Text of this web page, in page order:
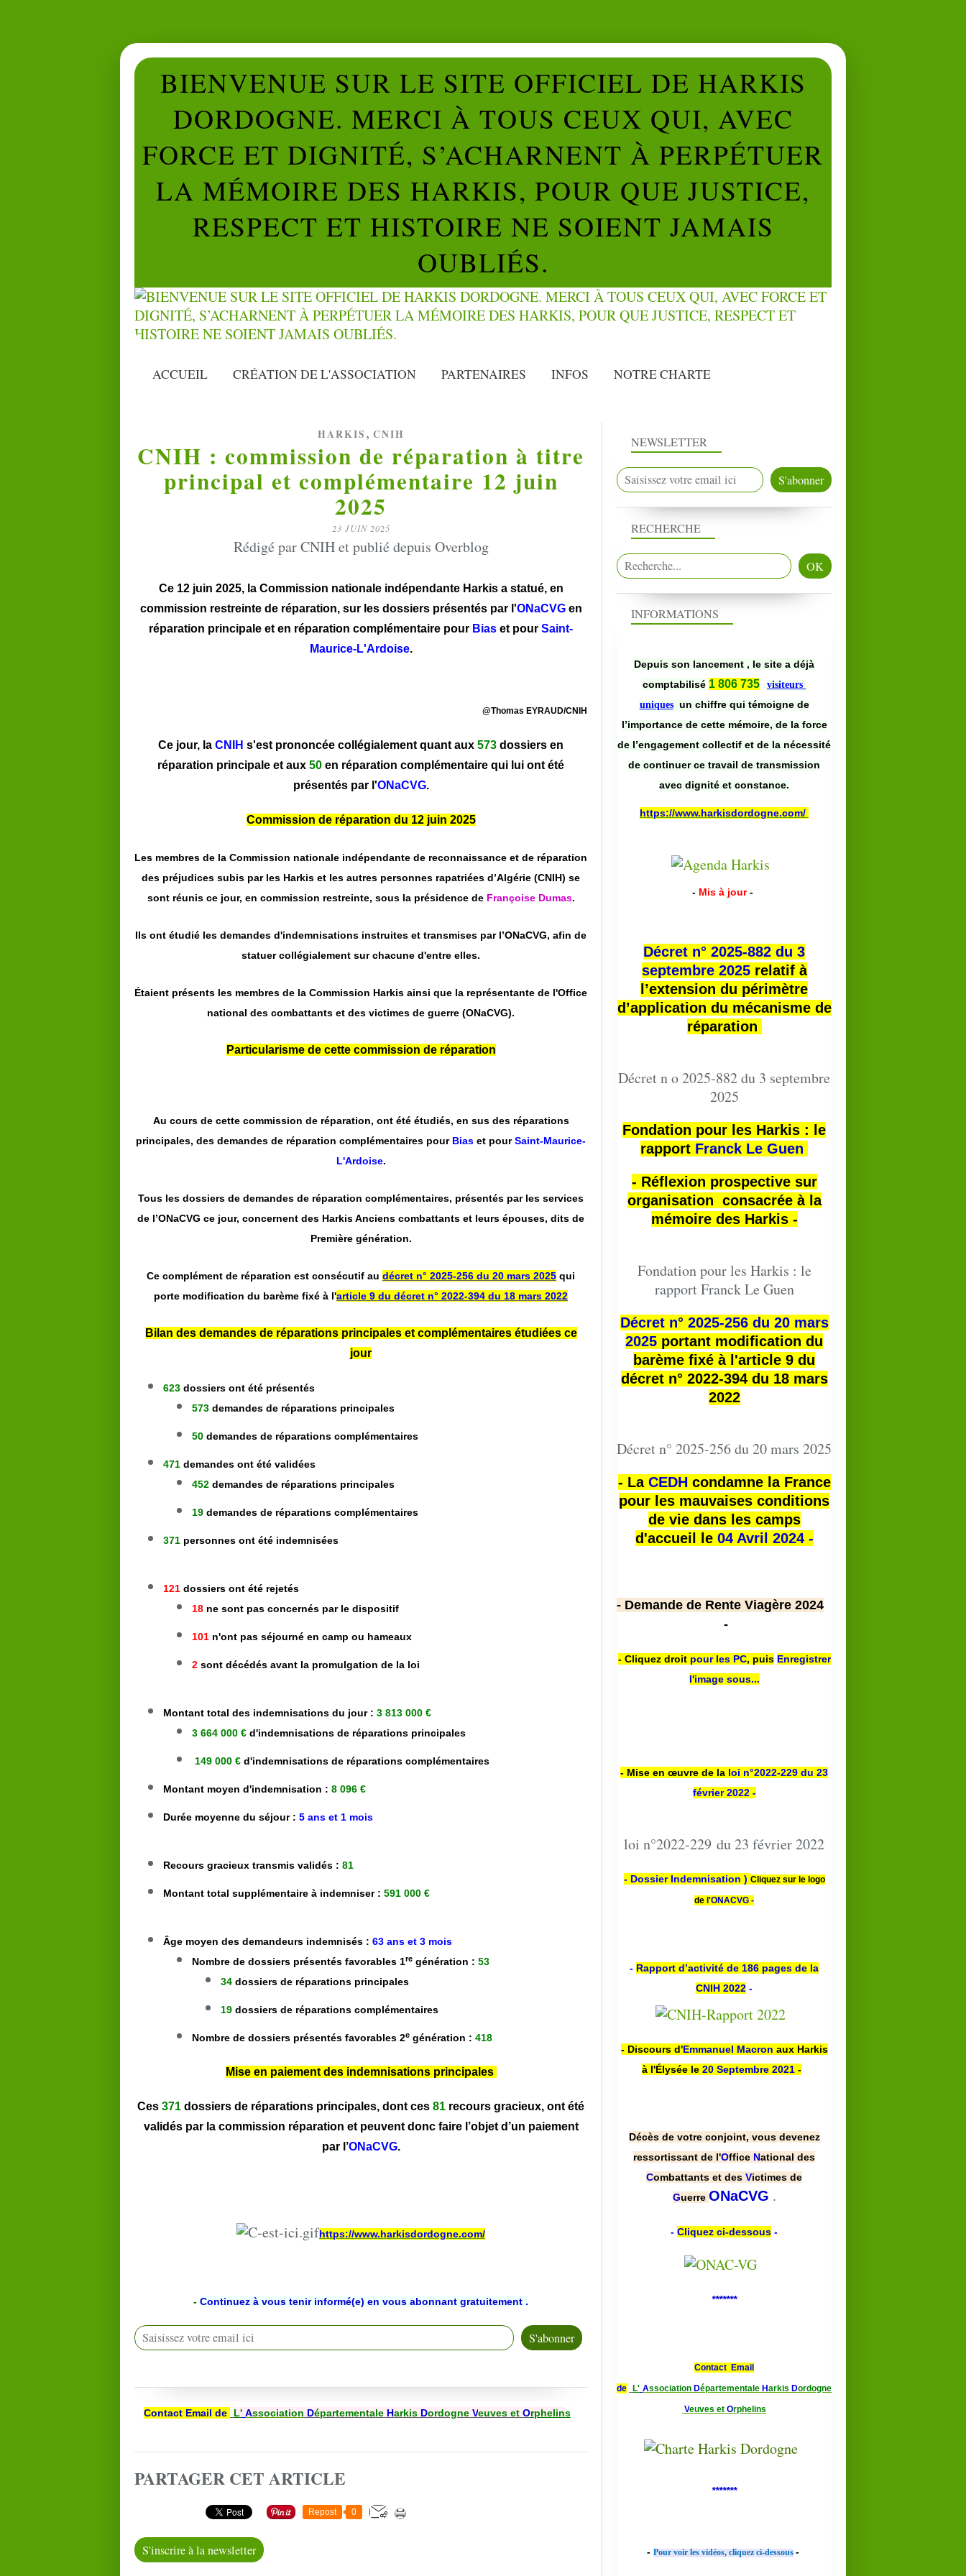
BIENVENUE SUR LE SITE OFFICIEL DE HARKIS
DORDOGNE. MERCI À TOUS CEUX QUI, AVEC
FORCE ET DIGNITÉ, S’ACHARNENT À PERPÉTUER
LA MÉMOIRE DES HARKIS, POUR QUE JUSTICE,
RESPECT ET HISTOIRE NE SOIENT JAMAIS
OUBLIÉS.
ACCUEIL CRÉATION DE L'ASSOCIATION PARTENAIRES INFOS NOTRE CHARTE
HARKIS , CNIH
CNIH : commission de réparation à titre
principal et complémentaire 12 juin
2025
23 JUIN 2025
Rédigé par CNIH et publié depuis Overblog
Ce 12 juin 2025, la Commission nationale indépendante Harkis a statué, en
commission restreinte de réparation, sur les dossiers présentés par l'ONaCVGen
réparation principale et en réparation complémentaire pour Bias et pour Saint-
Maurice-L'Ardoise.
@Thomas EYRAUD/CNIH
Ce jour, la CNIH s'est prononcée collégialement quant aux 573 dossiers en
réparation principale et aux 50 en réparation complémentaire qui lui ont été
présentés par l'ONaCVG.
Commission de réparation du 12 juin 2025
Les membres de la Commission nationale indépendante de reconnaissance et de réparation
des préjudices subis par les Harkis et les autres personnes rapatriées d’Algérie (CNIH) se
sont réunis ce jour, en commission restreinte, sous la présidence de Françoise Dumas.
Ils ont étudié les demandes d'indemnisations instruites et transmises par l’ONaCVG, afin de
statuer collégialement sur chacune d'entre elles.
Étaient présents les membres de la Commission Harkis ainsi que la représentante de l'Office
national des combattants et des victimes de guerre (ONaCVG).
Particularisme de cette commission de réparation
Au cours de cette commission de réparation, ont été étudiés, en sus des réparations
principales, des demandes de réparation complémentaires pour Bias et pourSaint-Maurice-
L'Ardoise.
Tous les dossiers de demandes de réparation complémentaires, présentés par les services
de l’ONaCVG ce jour, concernent des Harkis Anciens combattants et leurs épouses, dits de
Première génération.
Ce complément de réparation est consécutif au décret n° 2025-256 du 20 mars 2025 qui
porte modification du barème fixé à l'article 9 du décret n° 2022-394 du 18 mars 2022
Bilan des demandes de réparations principales et complémentaires étudiées ce
jour
623 dossiers ont été présentés
573 demandes de réparations principales
50 demandes de réparations complémentaires
471 demandes ont été validées
452 demandes de réparations principales
19 demandes de réparations complémentaires
371 personnes ont été indemnisées
121 dossiers ont été rejetés
18 ne sont pas concernés par le dispositif
101 n'ont pas séjourné en camp ou hameaux
2 sont décédés avant la promulgation de la loi
Montant total des indemnisations du jour : 3 813 000 €
3 664 000 € d'indemnisations de réparations principales
149 000 € d'indemnisations de réparations complémentaires
Montant moyen d'indemnisation : 8 096 €
Durée moyenne du séjour : 5 ans et 1 mois
Recours gracieux transmis validés : 81
Montant total supplémentaire à indemniser : 591 000 €
Âge moyen des demandeurs indemnisés : 63 ans et 3 mois
Nombre de dossiers présentés favorables 1re génération : 53
34 dossiers de réparations principales
19 dossiers de réparations complémentaires
Nombre de dossiers présentés favorables 2e génération : 418
Mise en paiement des indemnisations principales
Ces 371 dossiers de réparations principales, dont ces 81 recours gracieux, ont été
validés par la commission réparation et peuvent donc faire l’objet d’un paiement
par l’ONaCVG.
https://www.harkisdordogne.com/
- Continuez à vous tenir informé(e) en vous abonnant gratuitement .
Contact Email de L' Association Départementale Harkis Dordogne Veuves et Orphelins
PARTAGER CET ARTICLE
Repost 0
S'inscrire à la newsletter
NEWSLETTER
RECHERCHE
INFORMATIONS
Depuis son lancement , le site a déjà
comptabilisé 1 806 735
visiteurs
uniques un chiffre qui témoigne de
l’importance de cette mémoire, de la force
de l’engagement collectif et de la nécessité
de continuer ce travail de transmission
avec dignité et constance.
https://www.harkisdordogne.com/
- Mis à jour -
Décret n° 2025-882 du 3
septembre 2025relatif à
l’extension du périmètre
d’application du mécanisme de
réparation
Décret n o 2025-882 du 3 septembre
2025
Fondation pour les Harkis : le
rapport Franck Le Guen
- Réflexion prospective sur
organisation consacrée à la
mémoire des Harkis -
Fondation pour les Harkis : le
rapport Franck Le Guen
Décret n° 2025-256 du 20 mars
2025 portant modification du
barème fixé à l'article 9 du
décret n° 2022-394 du 18 mars
2022
Décret n° 2025-256 du 20 mars 2025
- La CEDHcondamne la France
pour les mauvaises conditions
de vie dans les camps
d'accueil le 04 Avril 2024 -
- Demande de Rente Viagère 2024
-
- Cliquez droit pour les PC, puis Enregistrer
l'image sous...
- Mise en œuvre de la loi n°2022-229 du 23
février 2022 -
loi n°2022-229 du 23 février 2022
- Dossier Indemnisation ) Cliquez sur le logo
de l'ONACVG -
- Rapport d’activité de 186 pages de la
CNIH 2022 -
- Discours d'Emmanuel Macron aux Harkis
à l'Élysée le 20 Septembre 2021 -
Décès de votre conjoint, vous devenez
ressortissant de l'Office National des
Combattants et des Victimes de
Guerre ONaCVG .
- Cliquez ci-dessous -
*******
Contact Email
de L' Association Départementale Harkis Dordogne
Veuves et Orphelins
*******
- Pour voir les vidéos, cliquez ci-dessous -